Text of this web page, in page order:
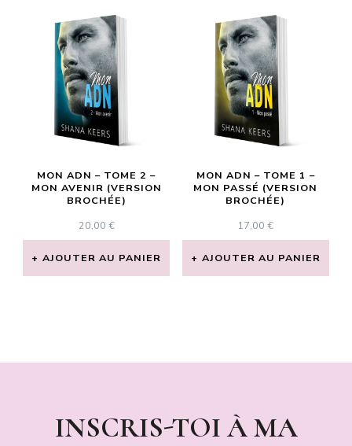
MON ADN – TOME 2 –
MON AVENIR (VERSION
BROCHÉE)
20,00 €
AJOUTER AU PANIER
MON ADN – TOME 1 –
MON PASSÉ (VERSION
BROCHÉE)
17,00€
AJOUTER AU PANIER
INSCRIS-TOI À MA